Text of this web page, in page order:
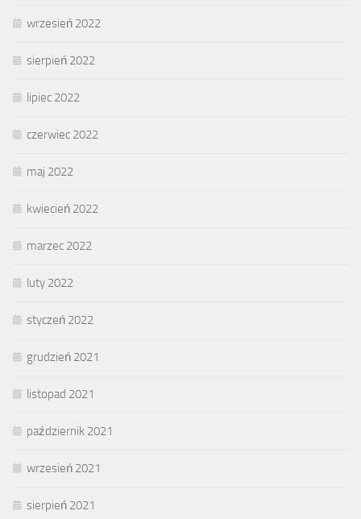
wrzesień 2022
sierpień 2022
lipiec 2022
czerwiec 2022
maj 2022
kwiecień 2022
marzec 2022
luty 2022
styczeń 2022
grudzień 2021
listopad 2021
październik 2021
wrzesień 2021
sierpień 2021